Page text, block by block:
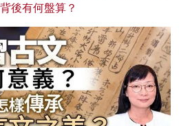
後有何盤算？